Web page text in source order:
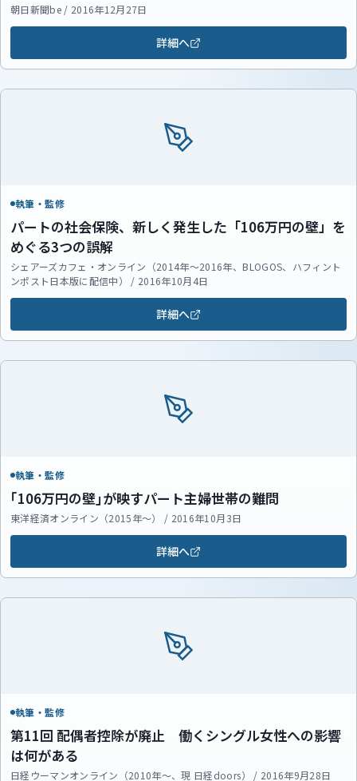
朝日新聞be / 2016年12月27日
詳細へ
執筆・監修
パートの社会保険、新しく発生した「106万円の壁」を
めぐる3つの誤解
シェアーズカフェ・オンライン（2014年～2016年、BLOGOS、ハフィント
ンポスト日本版に配信中） / 2016年10月4日
詳細へ
執筆・監修
｢106万円の壁｣が映すパート主婦世帯の難問
東洋経済オンライン（2015年～） / 2016年10月3日
詳細へ
執筆・監修
第11回 配偶者控除が廃止 働くシングル女性への影響
は何がある
日経ウーマンオンライン（2010年～、現 日経doors） / 2016年9月28日